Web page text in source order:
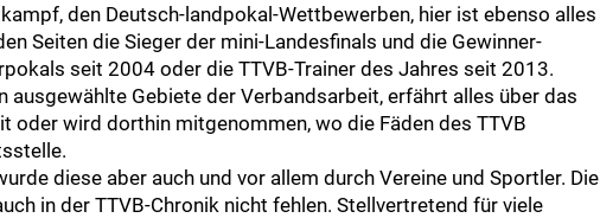
den Deutsch-landpokal-Wettbewerben, hier ist ebenso alles
Seiten die Sieger der mini-Landesfinals und die Gewinner-
seit 2004 oder die TTVB-Trainer des Jahres seit 2013.
ausgewählte Gebiete der Verbandsarbeit, erfährt alles über das
oder wird dorthin mitgenommen, wo die Fäden des TTVB
diese aber auch und vor allem durch Vereine und Sportler. Die
in der TTVB-Chronik nicht fehlen. Stellvertretend für viele